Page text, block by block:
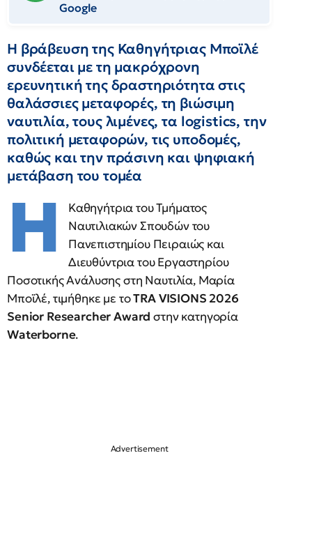
Google
Η βράβευση της Καθηγήτριας Μποϊλέ
συνδέεται με τη μακρόχρονη
ερευνητική της δραστηριότητα στις
θαλάσσιες μεταφορές, τη βιώσιμη
ναυτιλία, τους λιμένες, τα logistics, την
πολιτική μεταφορών, τις υποδομές,
καθώς και την πράσινη και ψηφιακή
μετάβαση του τομέα
Η
Καθηγήτρια του Τμήματος
Ναυτιλιακών Σπουδών του
Πανεπιστημίου Πειραιώς και
Διευθύντρια του Εργαστηρίου
Ποσοτικής Ανάλυσης στη Ναυτιλία, Μαρία
Μποϊλέ, τιμήθηκε με τοTRAVISIONS 2026
Senior ResearcherAward στην κατηγορία
Waterborne.